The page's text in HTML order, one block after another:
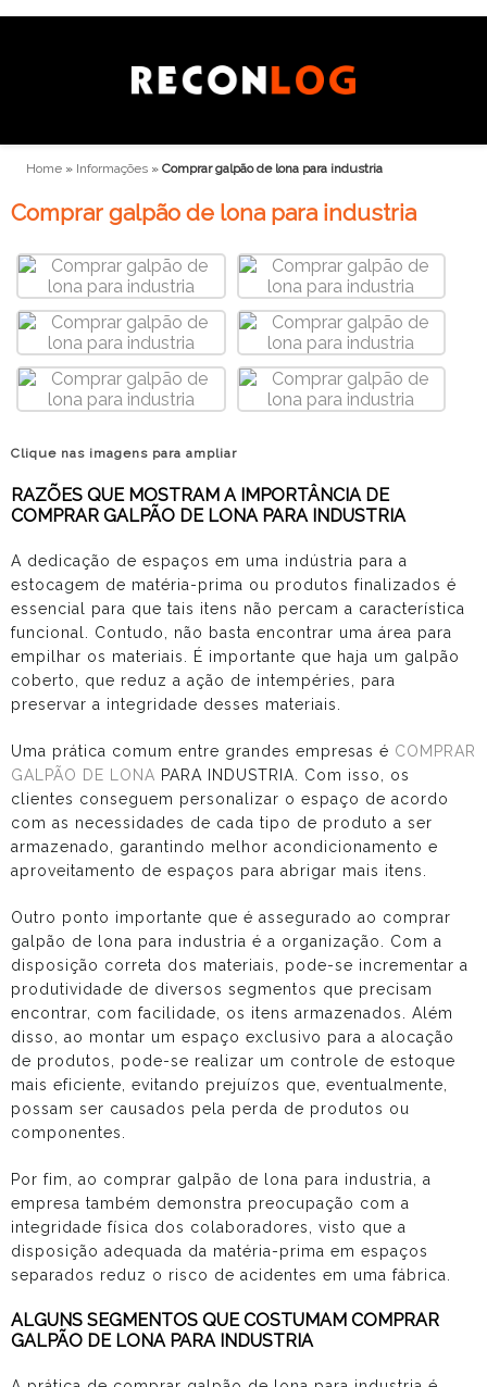
Home » Informações » Comprar galpão de lona para industria
Comprar galpão de lona para industria
Clique nas imagens para ampliar
RAZÕES QUE MOSTRAM A IMPORTÂNCIA DE
COMPRAR GALPÃO DE LONA PARA INDUSTRIA
A dedicação de espaços em uma indústria para a
estocagem de matéria-prima ou produtos finalizados é
essencial para que tais itens não percam a característica
funcional. Contudo, não basta encontrar uma área para
empilhar os materiais. É importante que haja um galpão
coberto, que reduz a ação de intempéries, para
preservar a integridade desses materiais.
Uma prática comum entre grandes empresas é COMPRAR
GALPÃO DE LONA PARA INDUSTRIA. Com isso, os
clientes conseguem personalizar o espaço de acordo
com as necessidades de cada tipo de produto a ser
armazenado, garantindo melhor acondicionamento e
aproveitamento de espaços para abrigar mais itens.
Outro ponto importante que é assegurado ao comprar
galpão de lona para industria é a organização. Com a
disposição correta dos materiais, pode-se incrementar a
produtividade de diversos segmentos que precisam
encontrar, com facilidade, os itens armazenados. Além
disso, ao montar um espaço exclusivo para a alocação
de produtos, pode-se realizar um controle de estoque
mais eficiente, evitando prejuízos que, eventualmente,
possam ser causados pela perda de produtos ou
componentes.
Por fim, ao comprar galpão de lona para industria
, a
empresa também demonstra preocupação com a
integridade física dos colaboradores, visto que a
disposição adequada da matéria-prima em espaços
separados reduz o risco de acidentes em uma fábrica.
ALGUNS SEGMENTOS QUE COSTUMAM COMPRAR
GALPÃO DE LONA PARA INDUSTRIA